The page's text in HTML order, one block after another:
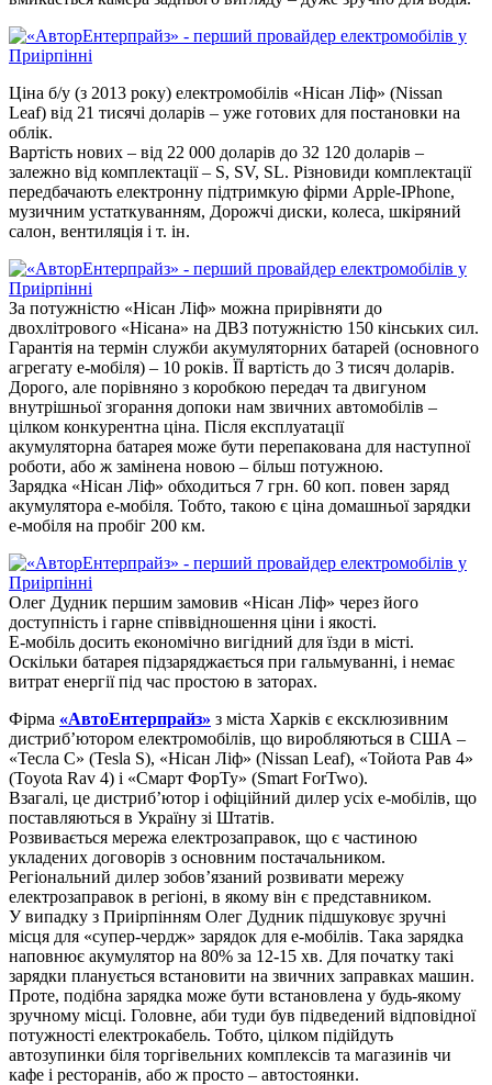
Ціна б/у (з 2013 року) електромобілів «Нісан Ліф» (Nissan
Leaf) від 21 тисячі доларів – уже готових для постановки на
облік.
Вартість нових – від 22 000 доларів до 32 120 доларів –
залежно від комплектації – S, SV, SL. Різновиди комплектації
передбачають електронну підтримкую фірми Apple-IPhone,
музичним устаткуванням, Дорожчі диски, колеса, шкіряний
салон, вентиляція і т. ін.
За потужністю «Нісан Ліф» можна прирівняти до
двохлітрового «Нісана» на ДВЗ потужністю 150 кінських сил.
Гарантія на термін служби акумуляторних батарей (основного
агрегату е-мобіля) – 10 років. ЇЇ вартість до 3 тисяч доларів.
Дорого, але порівняно з коробкою передач та двигуном
внутрішньої згорання допоки нам звичних автомобілів –
цілком конкурентна ціна. Після експлуатації
акумуляторна батарея може бути перепакована для наступної
роботи, або ж замінена новою – більш потужною.
Зарядка «Нісан Ліф» обходиться 7 грн. 60 коп. повен заряд
акумулятора е-мобіля. Тобто, такою є ціна домашньої зарядки
е-мобіля на пробіг 200 км.
Олег Дудник першим замовив «Нісан Ліф» через його
доступність і гарне співвідношення ціни і якості.
Е-мобіль досить економічно вигідний для їзди в місті.
Оскільки батарея підзаряджається при гальмуванні, і немає
витрат енергії під час простою в заторах.
Фірма «АвтоЕнтерпрайз» з міста Харків є ексклюзивним
дистриб’ютором електромобілів, що виробляються в США –
«Тесла С» (Tesla S), «Нісан Ліф» (Nissan Leaf), «Тойота Рав 4»
(Toyota Rav 4) і «Смарт ФорТу» (Smart ForTwo).
Взагалі, це дистриб’ютор і офіційний дилер усіх е-мобілів, що
поставляються в Україну зі Штатів.
Розвивається мережа електрозаправок, що є частиною
укладених договорів з основним постачальником.
Регіональний дилер зобов’язаний розвивати мережу
електрозаправок в регіоні, в якому він є представником.
У випадку з Приірпінням Олег Дудник підшуковує зручні
місця для «супер-чердж» зарядок для е-мобілів. Така зарядка
наповнює акумулятор на 80% за 12-15 хв. Для початку такі
зарядки планується встановити на звичних заправках машин.
Проте, подібна зарядка може бути встановлена у будь-якому
зручному місці. Головне, аби туди був підведений відповідної
потужності електрокабель. Тобто, цілком підійдуть
автозупинки біля торгівельних комплексів та магазинів чи
кафе і ресторанів, або ж просто – автостоянки.